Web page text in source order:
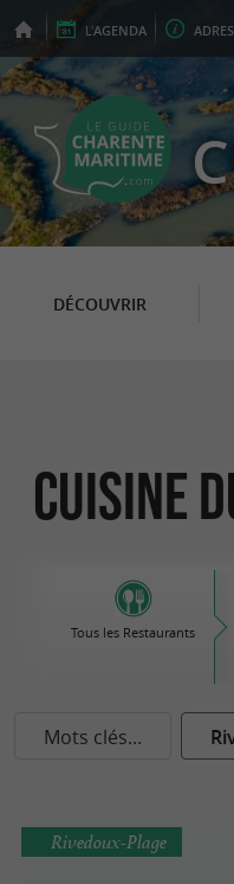
L'AGENDA
DÉCOUVRIR
Cuisine
Tous les Restaurants
Mots clés...
Rivedoux-Plage